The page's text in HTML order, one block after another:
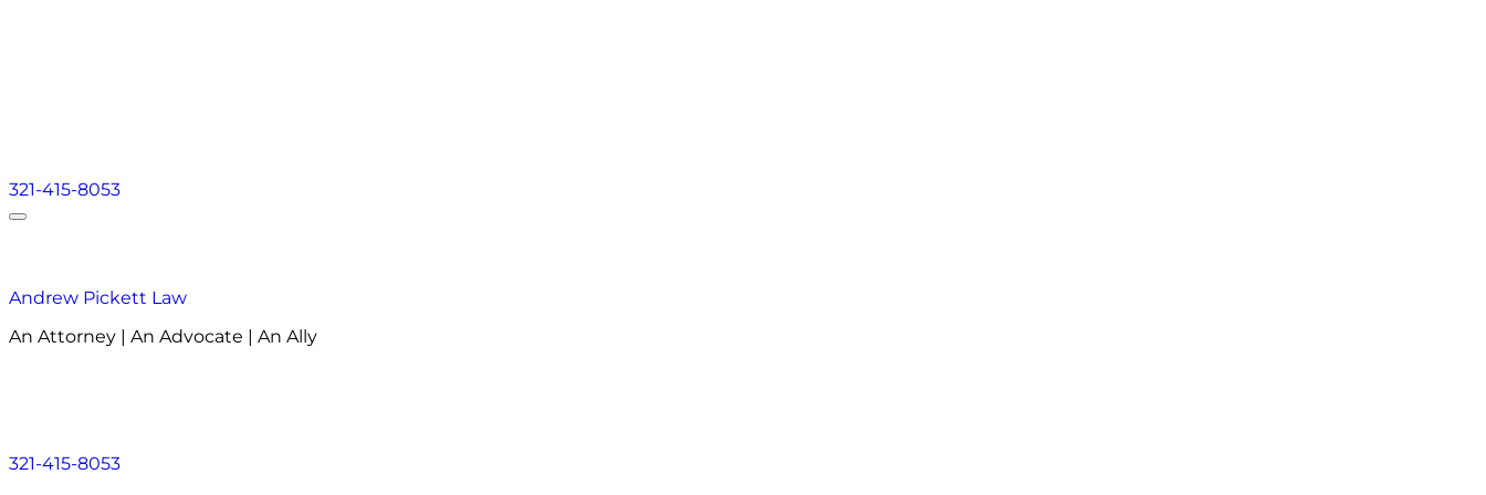
321-415-8053
Andrew Pickett Law
An Attorney | An Advocate | An Ally
321-415-8053